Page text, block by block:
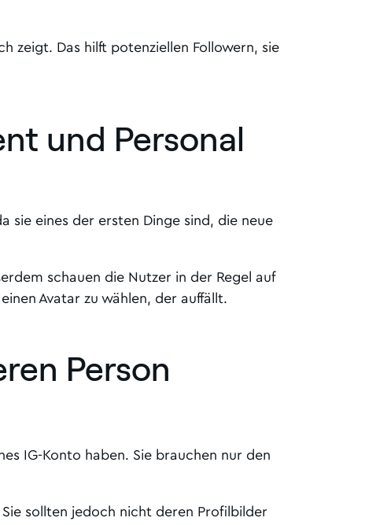
zeigt. Das hilft potenziellen Followern, sie
und Personal
sie eines der ersten Dinge sind, die neue
schauen die Nutzer in der Regel auf
Avatar zu wählen, der auffällt.
Person
IG-Konto haben. Sie brauchen nur den
sollten jedoch nicht deren Profilbilder